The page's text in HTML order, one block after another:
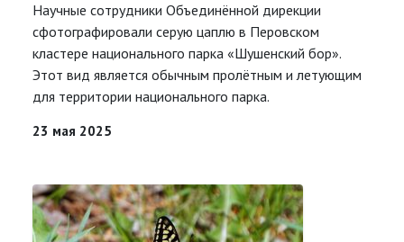
Научные сотрудники Объединённой дирекции
сфотографировали серую цаплю в Перовском
кластере национального парка «Шушенский бор».
Этот вид является обычным пролётным и летующим
для территории национального парка.
23 мая 2025